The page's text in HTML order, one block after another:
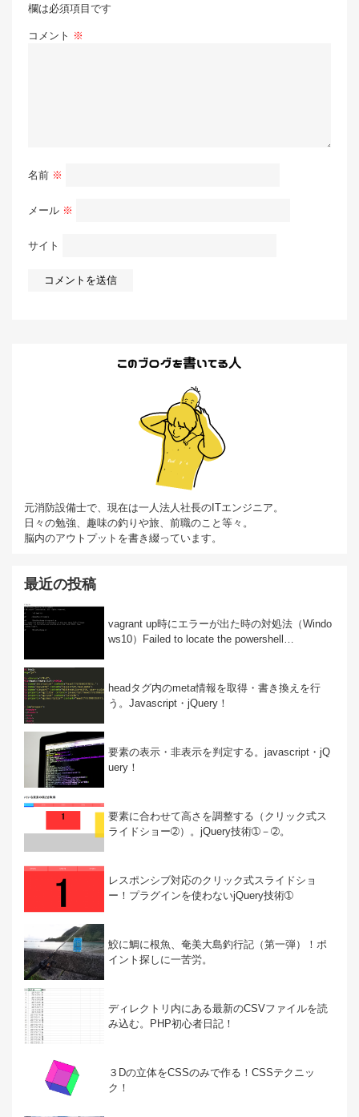
欄は必須項目です
コメント ※
名前 ※
メール ※
サイト
元消防設備士で、現在は一人法人社長のITエンジニア。
日々の勉強、趣味の釣りや旅、前職のこと等々。
脳内のアウトプットを書き綴っています。
最近の投稿
vagrant up時にエラーが出た時の対処法（Windo
ws10）Failed to locate the powershell…
headタグ内のmeta情報を取得・書き換えを行
う。Javascript・jQuery！
要素の表示・非表示を判定する。javascript・jQ
uery！
要素に合わせて高さを調整する（クリック式ス
ライドショー➁）。jQuery技術➀－➁。
レスポンシブ対応のクリック式スライドショ
ー！プラグインを使わないjQuery技術➀
鮫に鯛に根魚、奄美大島釣行記（第一弾）！ポ
イント探しに一苦労。
ディレクトリ内にある最新のCSVファイルを読
み込む。PHP初心者日記！
３Dの立体をCSSのみで作る！CSSテクニッ
ク！